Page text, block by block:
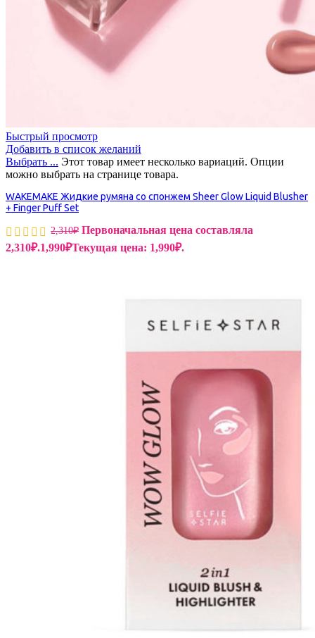
Быстрый просмотр
Добавить в список желаний
Выбрать ... Этот товар имеет несколько вариаций. Опции
можно выбрать на странице товара.
WAKEMAKE Жидкие румяна со спонжем Sheer Glow Liquid Blusher
+ Finger Puff Set
2,310₽ Первоначальная цена составляла
2,310₽.1,990₽Текущая цена: 1,990₽.